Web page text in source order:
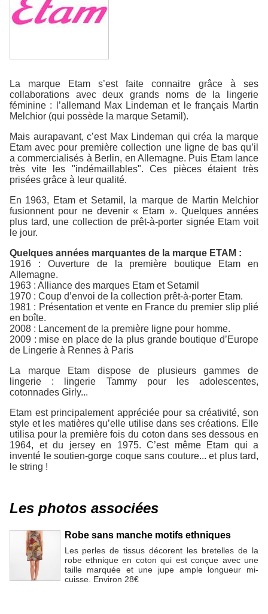
La marque Etam s’est faite connaitre grâce à ses
collaborations avec deux grands noms de la lingerie
féminine : l’allemand Max Lindeman et le français Martin
Melchior (qui possède la marque Setamil).
Mais aurapavant, c’est Max Lindeman qui créa la marque
Etam avec pour première collection une ligne de bas qu’il
a commercialisés à Berlin, en Allemagne. Puis Etam lance
très vite les "indémaillables". Ces pièces étaient très
prisées grâce à leur qualité.
En 1963, Etam et Setamil, la marque de Martin Melchior
fusionnent pour ne devenir « Etam ». Quelques années
plus tard, une collection de prêt-à-porter signée Etam voit
le jour.
Quelques années marquantes de la marque ETAM :
1916 : Ouverture de la première boutique Etam en
Allemagne.
1963 : Alliance des marques Etam et Setamil
1970 : Coup d’envoi de la collection prêt-à-porter Etam.
1981 : Présentation et vente en France du premier slip plié
en boîte.
2008 : Lancement de la première ligne pour homme.
2009 : mise en place de la plus grande boutique d’Europe
de Lingerie à Rennes à Paris
La marque Etam dispose de plusieurs gammes de
lingerie : lingerie Tammy pour les adolescentes,
cotonnades Girly...
Etam est principalement appréciée pour sa créativité, son
style et les matières qu’elle utilise dans ses créations. Elle
utilisa pour la première fois du coton dans ses dessous en
1964, et du jersey en 1975. C’est même Etam qui a
inventé le soutien-gorge coque sans couture... et plus tard,
le string !
Les photos associées
Robe sans manche motifs ethniques
Les perles de tissus décorent les bretelles de la
robe ethnique en coton qui est conçue avec une
taille marquée et une jupe ample longueur mi-
cuisse. Environ 28€